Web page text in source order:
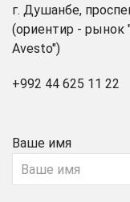
г. Душанбе,
(ориентир - рынок
Avesto")
+992 44 625 11 22
Ваше имя